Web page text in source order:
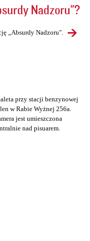
Nadzoru"?
„Absurdy Nadzoru".
przy stacji benzynowej
w Rabie Wyżnej 256a.
jest umieszczona
nad pisuarem.